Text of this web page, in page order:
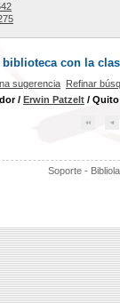
con la
sugerencia Refinar
/ Erwin Patzelt /
Soporte -